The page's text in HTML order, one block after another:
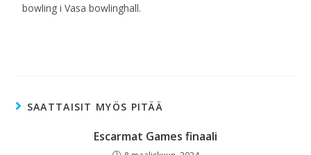
bowling i Vasa bowlinghall.
SAATTAISIT MYÖS PITÄÄ
Escarmat Games finaali